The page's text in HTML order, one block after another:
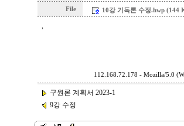
File 10강 기독론 수정.hwp (144
,
112.168.72.178 - Mozilla/5.0
구원론 계획서 2023-1
9강 수정